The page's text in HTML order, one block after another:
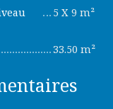
5 X 9 m²
33.50 m²